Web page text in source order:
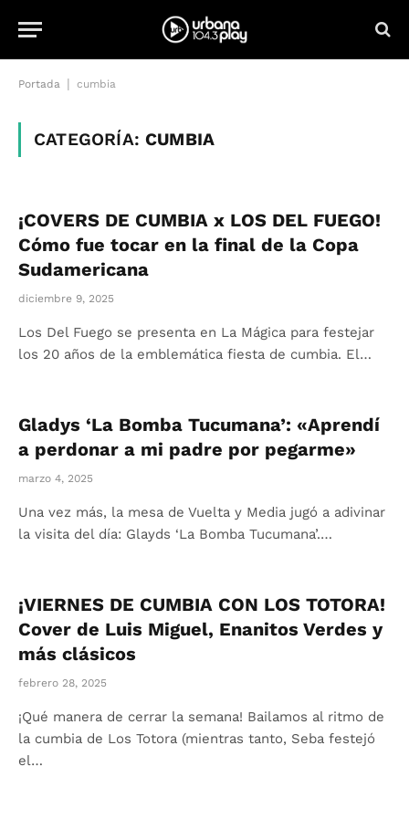
Portada cumbia
CATEGORÍA:CUMBIA
¡COVERS DE CUMBIA x LOS DEL FUEGO!
Cómo fue tocar en la final de la Copa
Sudamericana
diciembre 9, 2025
Los Del Fuego se presenta en La Mágica para festejar
los 20 años de la emblemática fiesta de cumbia. El…
Gladys ‘La Bomba Tucumana’: «Aprendí
a perdonar a mi padre por pegarme»
marzo 4, 2025
Una vez más, la mesa de Vuelta y Media jugó a adivinar
la visita del día: Glayds ‘La Bomba Tucumana’.…
¡VIERNES DE CUMBIA CON LOS TOTORA!
Cover de Luis Miguel, Enanitos Verdes y
más clásicos
febrero 28, 2025
¡Qué manera de cerrar la semana! Bailamos al ritmo de
la cumbia de Los Totora (mientras tanto, Seba festejó
el…